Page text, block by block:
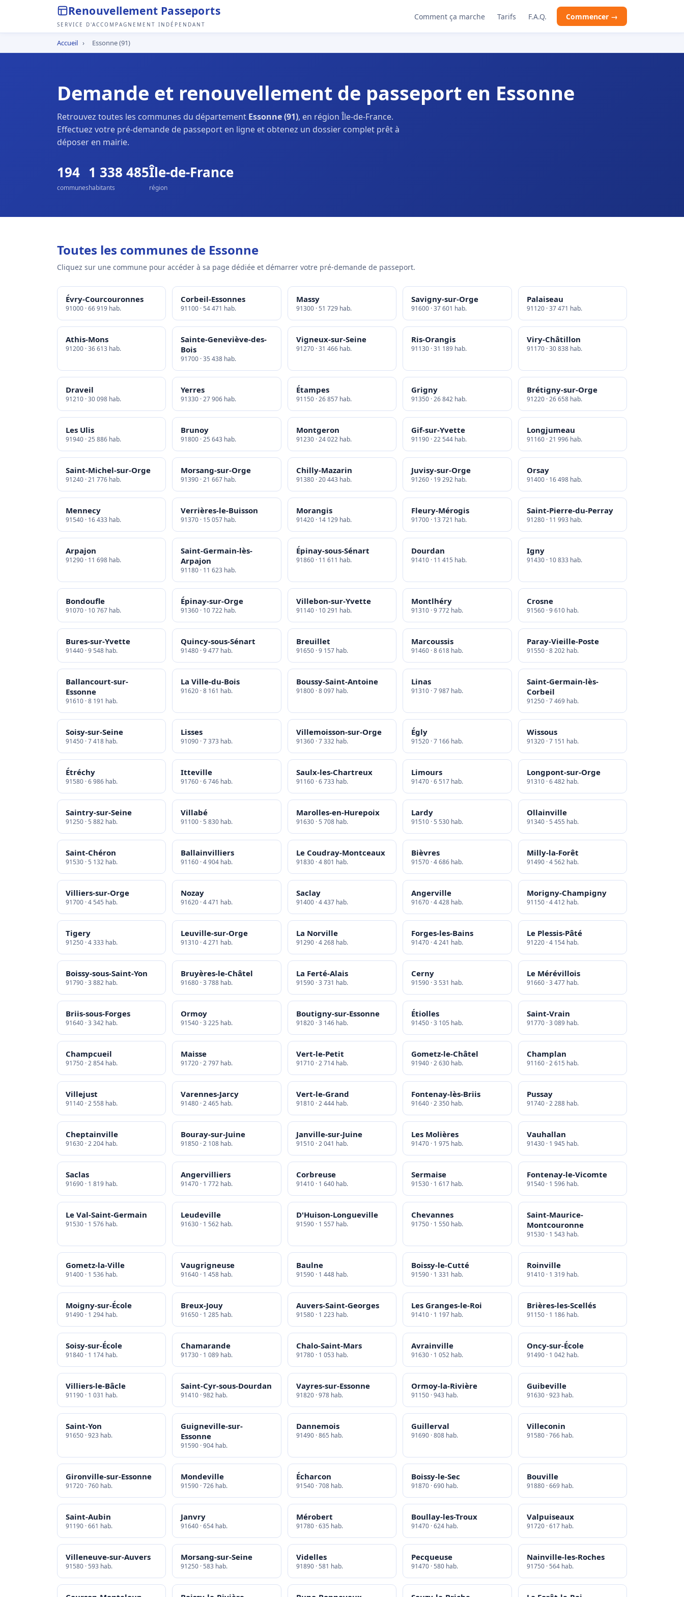
Renouvellement Passeports
SERVICE D'ACCOMPAGNEMENT INDÉPENDANT
Comment ça marche Tarifs F.A.Q. Commencer →
Accueil › Essonne (91)
Demande et renouvellement de passeport en Essonne
Retrouvez toutes les communes du département Essonne (91), en région Île-de-France.
Effectuez votre pré-demande de passeport en ligne et obtenez un dossier complet prêt à
déposer en mairie.
194
communes
1 338 485
habitants
Île-de-France
région
Toutes les communes de Essonne
Cliquez sur une commune pour accéder à sa page dédiée et démarrer votre pré-demande de passeport.
Évry-Courcouronnes
91000 · 66 919 hab.
Corbeil-Essonnes
91100 · 54 471 hab.
Massy
91300 · 51 729 hab.
Savigny-sur-Orge
91600 · 37 601 hab.
Palaiseau
91120 · 37 471 hab.
Athis-Mons
91200 · 36 613 hab.
Sainte-Geneviève-des-
Bois
91700 · 35 438 hab.
Vigneux-sur-Seine
91270 · 31 466 hab.
Ris-Orangis
91130 · 31 189 hab.
Viry-Châtillon
91170 · 30 838 hab.
Draveil
91210 · 30 098 hab.
Yerres
91330 · 27 906 hab.
Étampes
91150 · 26 857 hab.
Grigny
91350 · 26 842 hab.
Brétigny-sur-Orge
91220 · 26 658 hab.
Les Ulis
91940 · 25 886 hab.
Brunoy
91800 · 25 643 hab.
Montgeron
91230 · 24 022 hab.
Gif-sur-Yvette
91190 · 22 544 hab.
Longjumeau
91160 · 21 996 hab.
Saint-Michel-sur-Orge
91240 · 21 776 hab.
Morsang-sur-Orge
91390 · 21 667 hab.
Chilly-Mazarin
91380 · 20 443 hab.
Juvisy-sur-Orge
91260 · 19 292 hab.
Orsay
91400 · 16 498 hab.
Mennecy
91540 · 16 433 hab.
Verrières-le-Buisson
91370 · 15 057 hab.
Morangis
91420 · 14 129 hab.
Fleury-Mérogis
91700 · 13 721 hab.
Saint-Pierre-du-Perray
91280 · 11 993 hab.
Arpajon
91290 · 11 698 hab.
Saint-Germain-lès-
Arpajon
91180 · 11 623 hab.
Épinay-sous-Sénart
91860 · 11 611 hab.
Dourdan
91410 · 11 415 hab.
Igny
91430 · 10 833 hab.
Bondoufle
91070 · 10 767 hab.
Épinay-sur-Orge
91360 · 10 722 hab.
Villebon-sur-Yvette
91140 · 10 291 hab.
Montlhéry
91310 · 9 772 hab.
Crosne
91560 · 9 610 hab.
Bures-sur-Yvette
91440 · 9 548 hab.
Quincy-sous-Sénart
91480 · 9 477 hab.
Breuillet
91650 · 9 157 hab.
Marcoussis
91460 · 8 618 hab.
Paray-Vieille-Poste
91550 · 8 202 hab.
Ballancourt-sur-
Essonne
91610 · 8 191 hab.
La Ville-du-Bois
91620 · 8 161 hab.
Boussy-Saint-Antoine
91800 · 8 097 hab.
Linas
91310 · 7 987 hab.
Saint-Germain-lès-
Corbeil
91250 · 7 469 hab.
Soisy-sur-Seine
91450 · 7 418 hab.
Lisses
91090 · 7 373 hab.
Villemoisson-sur-Orge
91360 · 7 332 hab.
Égly
91520 · 7 166 hab.
Wissous
91320 · 7 151 hab.
Étréchy
91580 · 6 986 hab.
Itteville
91760 · 6 746 hab.
Saulx-les-Chartreux
91160 · 6 733 hab.
Limours
91470 · 6 517 hab.
Longpont-sur-Orge
91310 · 6 482 hab.
Saintry-sur-Seine
91250 · 5 882 hab.
Villabé
91100 · 5 830 hab.
Marolles-en-Hurepoix
91630 · 5 708 hab.
Lardy
91510 · 5 530 hab.
Ollainville
91340 · 5 455 hab.
Saint-Chéron
91530 · 5 132 hab.
Ballainvilliers
91160 · 4 904 hab.
Le Coudray-Montceaux
91830 · 4 801 hab.
Bièvres
91570 · 4 686 hab.
Milly-la-Forêt
91490 · 4 562 hab.
Villiers-sur-Orge
91700 · 4 545 hab.
Nozay
91620 · 4 471 hab.
Saclay
91400 · 4 437 hab.
Angerville
91670 · 4 428 hab.
Morigny-Champigny
91150 · 4 412 hab.
Tigery
91250 · 4 333 hab.
Leuville-sur-Orge
91310 · 4 271 hab.
La Norville
91290 · 4 268 hab.
Forges-les-Bains
91470 · 4 241 hab.
Le Plessis-Pâté
91220 · 4 154 hab.
Boissy-sous-Saint-Yon
91790 · 3 882 hab.
Bruyères-le-Châtel
91680 · 3 788 hab.
La Ferté-Alais
91590 · 3 731 hab.
Cerny
91590 · 3 531 hab.
Le Mérévillois
91660 · 3 477 hab.
Briis-sous-Forges
91640 · 3 342 hab.
Ormoy
91540 · 3 225 hab.
Boutigny-sur-Essonne
91820 · 3 146 hab.
Étiolles
91450 · 3 105 hab.
Saint-Vrain
91770 · 3 089 hab.
Champcueil
91750 · 2 854 hab.
Maisse
91720 · 2 797 hab.
Vert-le-Petit
91710 · 2 714 hab.
Gometz-le-Châtel
91940 · 2 630 hab.
Champlan
91160 · 2 615 hab.
Villejust
91140 · 2 558 hab.
Varennes-Jarcy
91480 · 2 465 hab.
Vert-le-Grand
91810 · 2 444 hab.
Fontenay-lès-Briis
91640 · 2 350 hab.
Pussay
91740 · 2 288 hab.
Cheptainville
91630 · 2 204 hab.
Bouray-sur-Juine
91850 · 2 108 hab.
Janville-sur-Juine
91510 · 2 041 hab.
Les Molières
91470 · 1 975 hab.
Vauhallan
91430 · 1 945 hab.
Saclas
91690 · 1 819 hab.
Angervilliers
91470 · 1 772 hab.
Corbreuse
91410 · 1 640 hab.
Sermaise
91530 · 1 617 hab.
Fontenay-le-Vicomte
91540 · 1 596 hab.
Le Val-Saint-Germain
91530 · 1 576 hab.
Leudeville
91630 · 1 562 hab.
D'Huison-Longueville
91590 · 1 557 hab.
Chevannes
91750 · 1 550 hab.
Saint-Maurice-
Montcouronne
91530 · 1 543 hab.
Gometz-la-Ville
91400 · 1 536 hab.
Vaugrigneuse
91640 · 1 458 hab.
Baulne
91590 · 1 448 hab.
Boissy-le-Cutté
91590 · 1 331 hab.
Roinville
91410 · 1 319 hab.
Moigny-sur-École
91490 · 1 294 hab.
Breux-Jouy
91650 · 1 285 hab.
Auvers-Saint-Georges
91580 · 1 223 hab.
Les Granges-le-Roi
91410 · 1 197 hab.
Brières-les-Scellés
91150 · 1 186 hab.
Soisy-sur-École
91840 · 1 174 hab.
Chamarande
91730 · 1 089 hab.
Chalo-Saint-Mars
91780 · 1 053 hab.
Avrainville
91630 · 1 052 hab.
Oncy-sur-École
91490 · 1 042 hab.
Villiers-le-Bâcle
91190 · 1 031 hab.
Saint-Cyr-sous-Dourdan
91410 · 982 hab.
Vayres-sur-Essonne
91820 · 978 hab.
Ormoy-la-Rivière
91150 · 943 hab.
Guibeville
91630 · 923 hab.
Saint-Yon
91650 · 923 hab.
Guigneville-sur-
Essonne
91590 · 904 hab.
Dannemois
91490 · 865 hab.
Guillerval
91690 · 808 hab.
Villeconin
91580 · 766 hab.
Gironville-sur-Essonne
91720 · 760 hab.
Mondeville
91590 · 726 hab.
Écharcon
91540 · 708 hab.
Boissy-le-Sec
91870 · 690 hab.
Bouville
91880 · 669 hab.
Saint-Aubin
91190 · 661 hab.
Janvry
91640 · 654 hab.
Mérobert
91780 · 635 hab.
Boullay-les-Troux
91470 · 624 hab.
Valpuiseaux
91720 · 617 hab.
Villeneuve-sur-Auvers
91580 · 593 hab.
Morsang-sur-Seine
91250 · 583 hab.
Videlles
91890 · 581 hab.
Pecqueuse
91470 · 580 hab.
Nainville-les-Roches
91750 · 564 hab.